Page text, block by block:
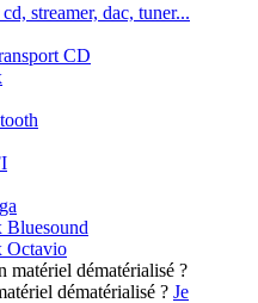
streamer, dac, tuner...
CD
Bluesound
Octavio
dématérialisé ? Je